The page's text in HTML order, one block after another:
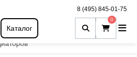
8 (495) 845-01-75
Каталог
0